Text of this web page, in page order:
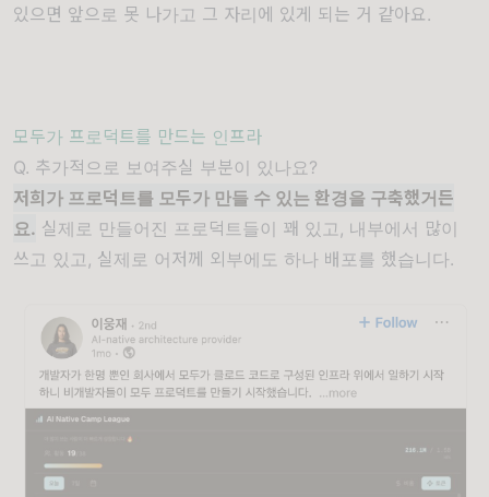
있으면 앞으로 못 나가고 그 자리에 있게 되는 거 같아요.
모두가 프로덕트를 만드는 인프라
Q. 추가적으로 보여주실 부분이 있나요?
저희가 프로덕트를 모두가 만들 수 있는 환경을 구축했거든
요. 실제로 만들어진 프로덕트들이 꽤 있고, 내부에서 많이
쓰고 있고, 실제로 어저께 외부에도 하나 배포를 했습니다.